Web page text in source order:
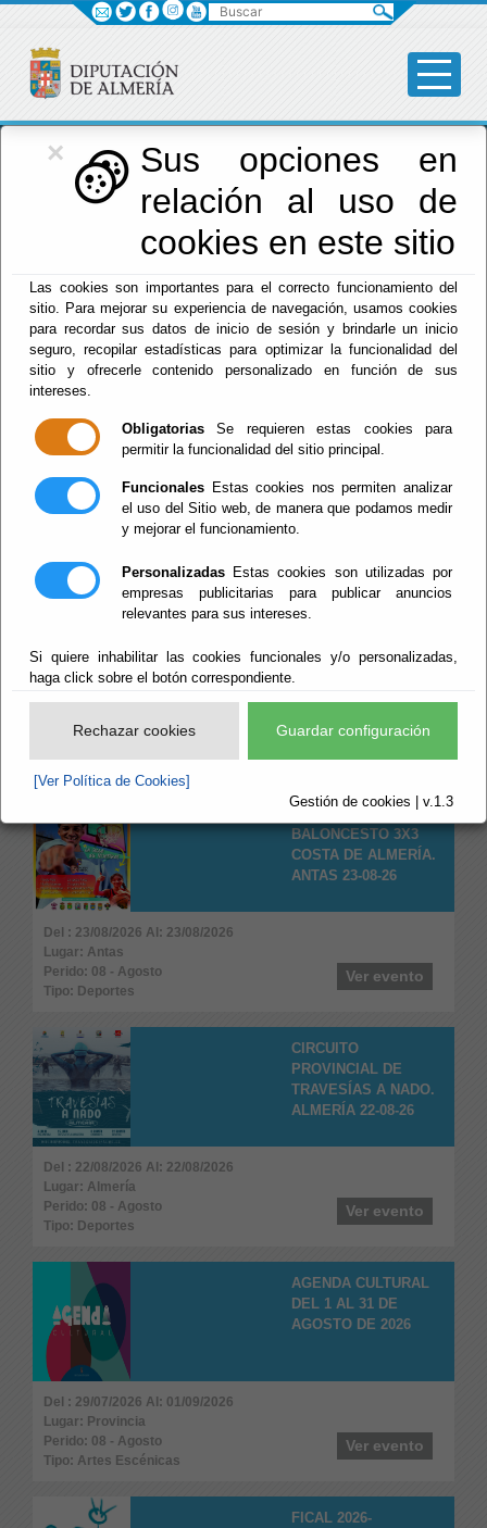
×
Sus opciones en
relación al uso de
cookies en este sitio
Las cookies son importantes para el correcto funcionamiento del
sitio. Para mejorar su experiencia de navegación, usamos cookies
para recordar sus datos de inicio de sesión y brindarle un inicio
seguro, recopilar estadísticas para optimizar la funcionalidad del
sitio y ofrecerle contenido personalizado en función de sus
intereses.
Obligatorias Se requieren estas cookies para
permitir la funcionalidad del sitio principal.
Funcionales Estas cookies nos permiten analizar
el uso del Sitio web, de manera que podamos medir
y mejorar el funcionamiento.
Personalizadas Estas cookies son utilizadas por
empresas publicitarias para publicar anuncios
relevantes para sus intereses.
Si quiere inhabilitar las cookies funcionales y/o personalizadas,
haga click sobre el botón correspondiente.
Rechazar cookies Guardar configuración
[Ver Política de Cookies]
Gestión de cookies | v.1.3
Diputación
Menú Diputación
Escuchar
CONFERENCIA ARTE
SACRO LA ESCUELA
MURCIANA
SEPTIEMBRE 2026
Del : 17/09/2026 Al: 31/08/2026
Lugar:
Perido: 09 - Septiembre
Tipo: Arte y Cultura
Ver evento
CIRCUITO
PROVINCIAL DE
TRIATLÓN.
23-08-26
Perido: 08 - Agosto
Ver evento
BALONCESTO 3X3
COSTA DE ALMERÍA.
ANTAS 23-08-26
Del : 23/08/2026 Al: 23/08/2026
Lugar: Antas
Perido: 08 - Agosto
Tipo: Deportes
Ver evento
CIRCUITO
PROVINCIAL DE
TRAVESÍAS A NADO.
ALMERÍA 22-08-26
Del : 22/08/2026 Al: 22/08/2026
Lugar: Almería
Perido: 08 - Agosto
Tipo: Deportes
Ver evento
AGENDA CULTURAL
DEL 1 AL 31 DE
AGOSTO DE 2026
Del : 29/07/2026 Al: 01/09/2026
Lugar: Provincia
Perido: 08 - Agosto
Tipo: Artes Escénicas
Ver evento
FICAL 2026-
Buscar